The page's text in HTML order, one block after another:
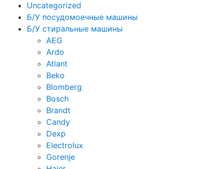
Uncategorized
Б/У посудомоечные машины
Б/У стиральные машины
AEG
Ardo
Atlant
Beko
Blomberg
Bosch
Brandt
Candy
Dexp
Electrolux
Gorenje